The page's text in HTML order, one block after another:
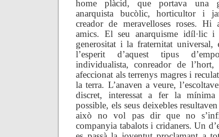
home plàcid, que portava una
anarquista bucòlic, horticultor i
creador de meravelloses roses.
amics. El seu anarquisme idíl·lic
generositat i la fraternitat universal,
l’esperit d’aquest tipus
individualista, conreador de
afeccionat als terrenys magres i
la terra. L’anaven a veure,
discret, interessat a fer la
possible, els seus deixebles
això no vol pas dir que no
companyia tabalots i cridaners. Un